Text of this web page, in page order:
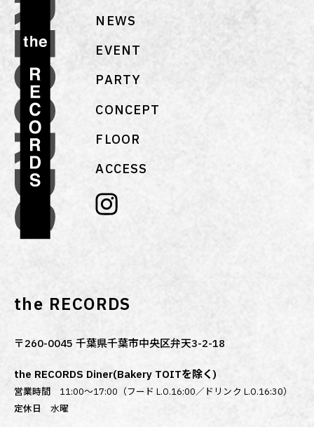
NEWS
EVENT
PARTY
CONCEPT
FLOOR
ACCESS
the RECORDS
〒260-0045 千葉県千葉市中央区弁天3-2-18
the RECORDS Diner(Bakery TOITを除く)
営業時間 11:00～17:00（フード L.O.16:00／ドリンク L.O.16:30）
定休日水曜